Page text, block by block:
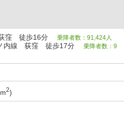
窪 徒歩16分 乗降者数：91,424人
ノ内線 荻窪 徒歩17分 乗降者数：9
2)